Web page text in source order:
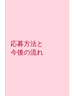
応募方法と
今後の流れ